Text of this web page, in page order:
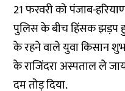
21 फरवरी को पंजाब-
पुलिस के बीच हिंसक झड़प
के रहने वाले युवा किसान
के राजिंदरा अस्पताल ले
दम तोड़ दिया.